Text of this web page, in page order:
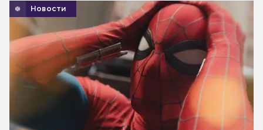
Новости